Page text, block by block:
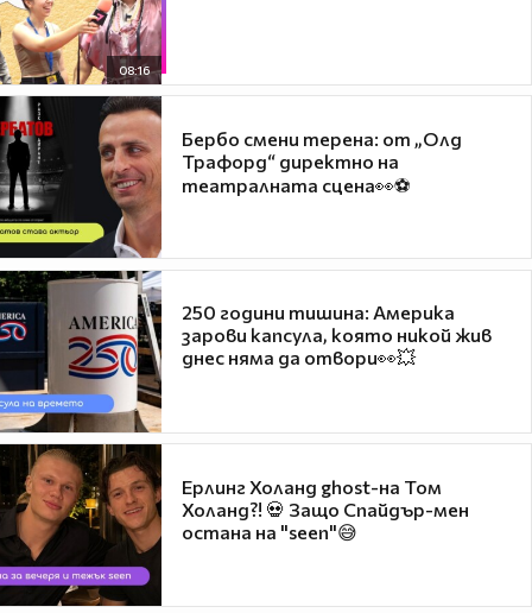
08:16
Бербо смени терена: от „Олд
Трафорд“ директно на
театралната сцена👀⚽
250 години тишина: Америка
зарови капсула, която никой жив
днес няма да отвори👀💥
Ерлинг Холанд ghost-на Том
Холанд?! 💀 Защо Спайдър-мен
остана на "seen"😅